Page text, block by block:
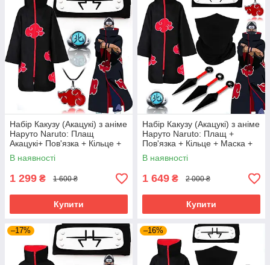
Набір Какузу (Акацукі) з аніме
Наруто Naruto: Плащ
Акацукі+ Пов'язка + Кільце +
Кулон Акацукі /Cosplay
Kakuzu
В наявності
1 299 ₴ 1 600 ₴
Купити
Набір Какузу (Акацукі) з аніме
Наруто Naruto: Плащ +
Пов'язка + Кільце + Маска +
Кулон + 3 кунаї
В наявності
1 649 ₴ 2 000 ₴
Купити
–17% –16%